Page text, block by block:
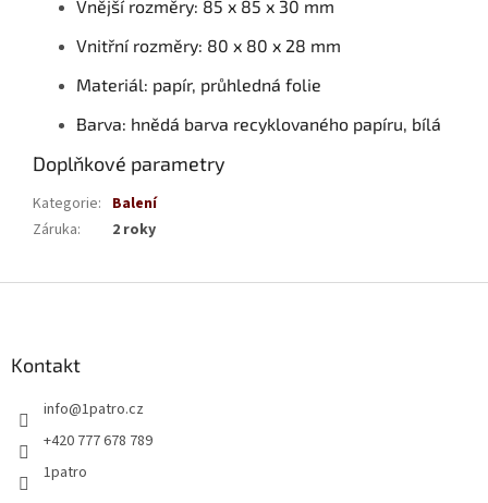
Vnější rozměry: 85 x 85 x 30 mm
Vnitřní rozměry: 80 x 80 x 28 mm
Materiál: papír, průhledná folie
Barva: hnědá barva recyklovaného papíru, bílá
Doplňkové parametry
Kategorie: Balení
Záruka: 2 roky
Kontakt
info@1patro.cz
+420 777 678 789
1patro